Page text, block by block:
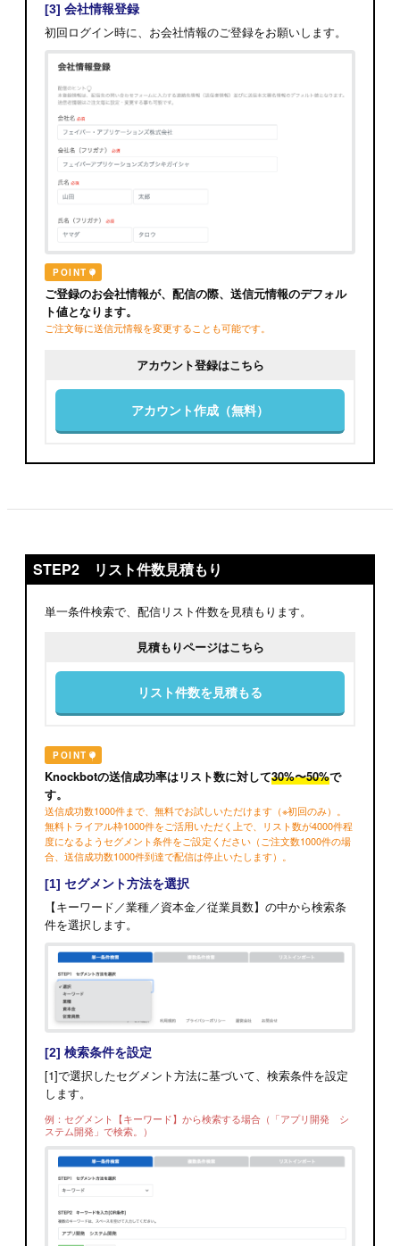
[3] 会社情報登録
初回ログイン時に、お会社情報のご登録をお願いします。
POINT
ご登録のお会社情報が、配信の際、送信元情報のデフォル
ト値となります。
ご注文毎に送信元情報を変更することも可能です。
アカウント登録はこちら
アカウント作成（無料）
STEP2 リスト件数見積もり
単一条件検索で、配信リスト件数を見積もります。
見積もりページはこちら
リスト件数を見積もる
POINT
Knockbotの送信成功率はリスト数に対して30%〜50%で
す。
送信成功数1000件まで、無料でお試しいただけます（※初回のみ）。
無料トライアル枠1000件をご活用いただく上で、リスト数が4000件程
度になるようセグメント条件をご設定ください（ご注文数1000件の場
合、送信成功数1000件到達で配信は停止いたします）。
[1] セグメント方法を選択
【キーワード／業種／資本金／従業員数】の中から検索条
件を選択します。
[2] 検索条件を設定
[1]で選択したセグメント方法に基づいて、検索条件を設定
します。
例：セグメント【キーワード】から検索する場合（「アプリ開発 シ
ステム開発」で検索。）